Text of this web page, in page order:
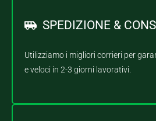
SPEDIZIONE &
Utilizziamo i migliori corrieri per
e veloci in 2-3 giorni lavorativi.